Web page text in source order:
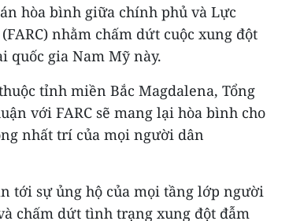
hòa bình giữa chính phủ và Lực
nhằm chấm dứt cuộc xung đột
quốc gia Nam Mỹ này.
tỉnh miền Bắc Magdalena, Tổng
với FARC sẽ mang lại hòa bình cho
nhất trí của mọi người dân
tới sự ủng hộ của mọi tầng lớp người
chấm dứt tình trạng xung đột đẫm